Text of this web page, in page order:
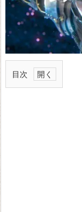
目次
フ